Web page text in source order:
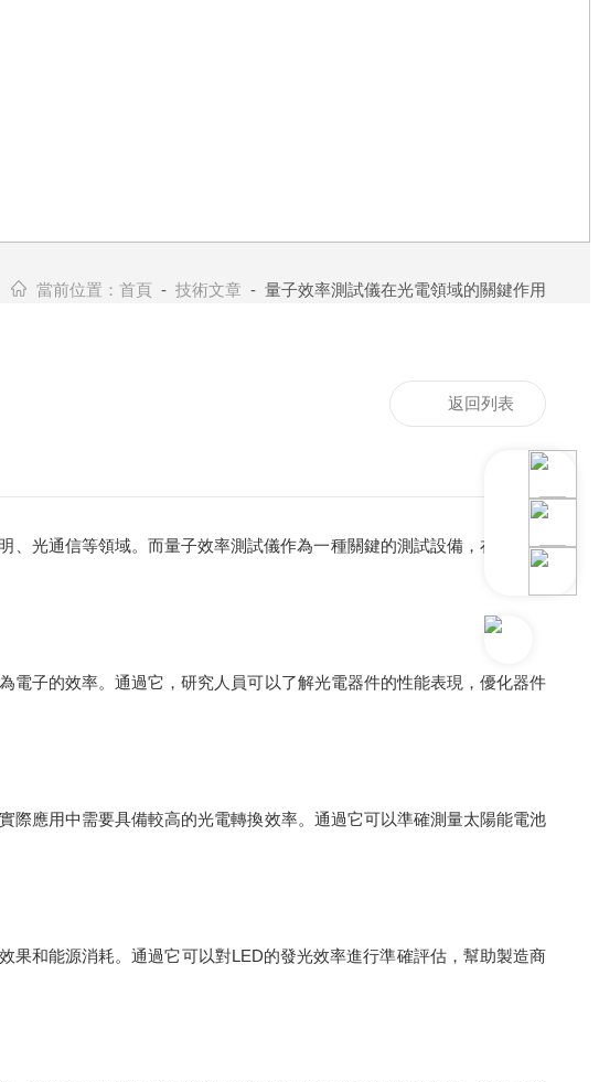
當前位置：首頁 -技術文章 - 量子效率測試儀在光電領域的關鍵作用
光通信等領域。而量子效率測試儀作為一種關鍵的測試設備，在光電領
子的效率。通過它，研究人員可以了解光電器件的性能表現，優化器件
應用中需要具備較高的光電轉換效率。通過它可以準確測量太陽能電池
和能源消耗。通過它可以對LED的發光效率進行準確評估，幫助製造商
返回列表